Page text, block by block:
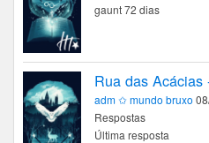
gauntㅤㅤ 72 dias
Rua das
adm ✩ mundo bruxo
Respostas
Última resposta